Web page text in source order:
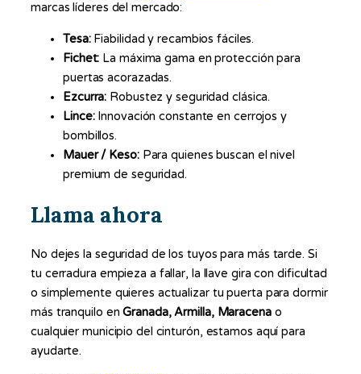
marcas líderes del mercado:
Tesa:Fiabilidad y recambios fáciles.
Fichet: La máxima gama en protección para
puertas acorazadas.
Ezcurra: Robustez y seguridad clásica.
Lince:Innovación constante en cerrojos y
bombillos.
Mauer / Keso:Para quienes buscan el nivel
premium de seguridad.
Llama ahora
No dejes la seguridad de los tuyos para más tarde. Si
tu cerradura empieza a fallar, la llave gira con dificultad
o simplemente quieres actualizar tu puerta para dormir
más tranquilo enGranada, Armilla, Maracenao
cualquier municipio del cinturón, estamos aquí para
ayudarte.